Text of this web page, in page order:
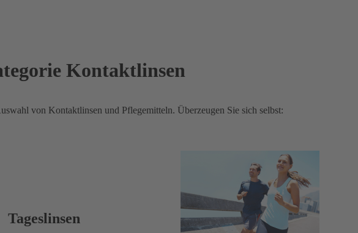
Kontaktlinsen
von Kontaktlinsen und Pflegemitteln. Überzeugen Sie sich selbst:
Tageslinsen